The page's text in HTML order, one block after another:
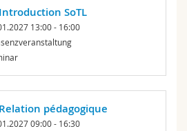
SoTL
13:00 - 16:00
pédagogique
09:00 - 16:30